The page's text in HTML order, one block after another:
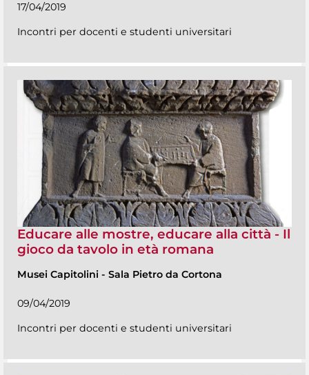
17/04/2019
Incontri per docenti e studenti universitari
Educare alle mostre, educare alla città - Il
gioco da tavolo in età romana
Musei Capitolini - Sala Pietro da Cortona
09/04/2019
Incontri per docenti e studenti universitari